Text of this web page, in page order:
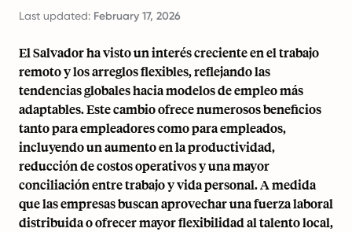
Last updated: February 17, 2026
El Salvador ha visto un interés creciente en el trabajo
remoto y los arreglos flexibles, reflejando las
tendencias globales hacia modelos de empleo más
adaptables. Este cambio ofrece numerosos beneficios
tanto para empleadores como para empleados,
incluyendo un aumento en la productividad,
reducción de costos operativos y una mayor
conciliación entre trabajo y vida personal. A medida
que las empresas buscan aprovechar una fuerza laboral
distribuida o ofrecer mayor flexibilidad al talento local,